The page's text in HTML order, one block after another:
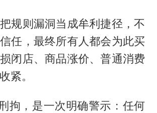
规则漏洞当成牟利捷径，不
任，最终所有人都会为此买
闭店、商品涨价、普通消费
紧。
拘，是一次明确警示：任何